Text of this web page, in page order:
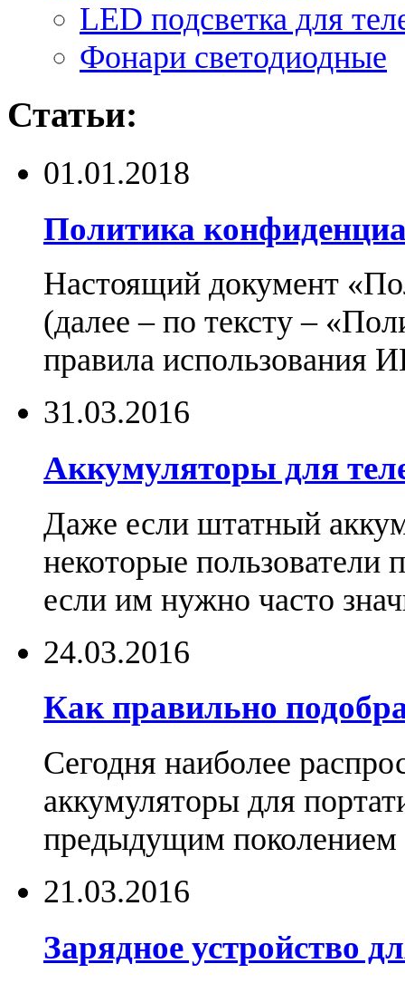
LED подсветка для
Фонари светодиодные
Статьи:
01.01.2018
Политика
Настоящий документ
(далее – по тексту –
правила использования
31.03.2016
Аккумуляторы для
Даже если штатный
некоторые пользователи
если им нужно часто
24.03.2016
Как правильно
Сегодня наиболее
аккумуляторы для
предыдущим поколением
21.03.2016
Зарядное устройство